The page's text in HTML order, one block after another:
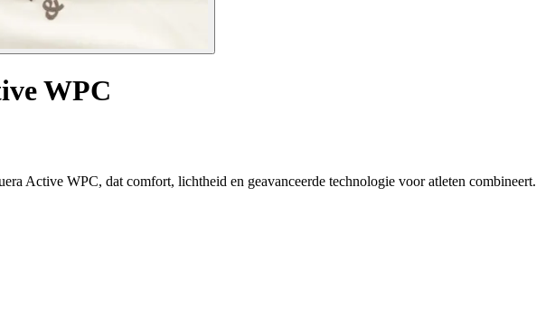
WPC
Active WPC, dat comfort, lichtheid en geavanceerde technologie voor atleten combineert.